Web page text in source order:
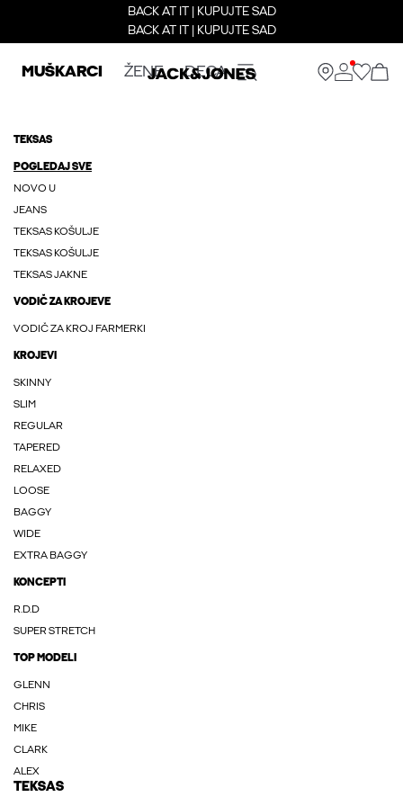
BACK AT IT | KUPUJTE SAD
BACK AT IT | KUPUJTE SAD
MUŠKARCI ŽENE DECA
TEKSAS
POGLEDAJ SVE
NOVO U
JEANS
TEKSAS KOŠULJE
TEKSAS KOŠULJE
TEKSAS JAKNE
VODIČ ZA KROJEVE
VODIČ ZA KROJ FARMERKI
KROJEVI
SKINNY
SLIM
REGULAR
TAPERED
RELAXED
LOOSE
BAGGY
WIDE
EXTRA BAGGY
KONCEPTI
R.D.D
SUPER STRETCH
TOP MODELI
GLENN
CHRIS
MIKE
CLARK
ALEX
TEKSAS